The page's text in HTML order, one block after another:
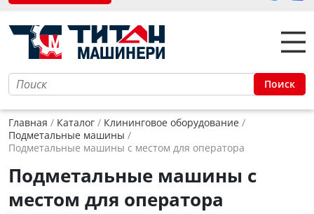
Поиск
Главная Каталог
Клининговое оборудование
Подметальные машины
Подметальные машины с местом для оператора
Подметальные машины с
местом для оператора